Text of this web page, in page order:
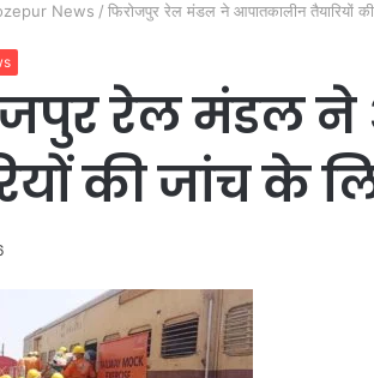
News / फिरोजपुर रेल मंडल ने आपातकालीन तैयारियों
रेल मंडल
की जांच के